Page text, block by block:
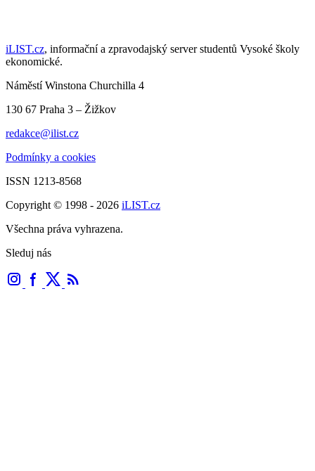
iLIST.cz, informační a zpravodajský server studentů Vysoké školy
ekonomické.
Náměstí Winstona Churchilla 4
130 67 Praha 3 – Žižkov
redakce@ilist.cz
Podmínky a cookies
ISSN 1213-8568
Copyright © 1998 - 2026 iLIST.cz
Všechna práva vyhrazena.
Sleduj nás